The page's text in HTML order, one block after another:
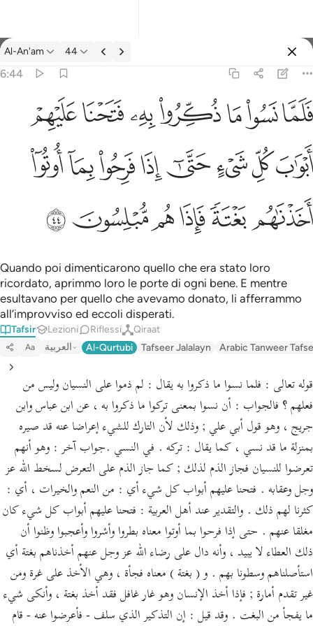
Tafsir: Al-An'am 6:44
Al-An'am 44
6:44
كل شيء حتى اذا فرحوا بما اوتوا اخذناهم بغتة فاذا هم مبلسون ٤٤
حَتَّىٰٓ إِذَا فَرِحُوا۟ بِمَآ أُوتُوٓا۟ أَخَذْنَـٰهُم بَغْتَةًۭ فَإِذَا هُم مُّبْلِسُونَ ٤٤ﳇﳈﳉﳊﳋﳌﳍ
ﳎﳏﳐﳑﳒﳓﳔﳕ
ﳖﳗﳘﳙﳚﳛ
Quando poi dimenticarono quello che era stato loro
ricordato, aprimmo loro le porte di ogni bene. E mentre
esultavano per quello che avevamo donato, li afferrammo
all’improvviso ed eccoli disperati.
Tafsir Lezioni Riflessi Qiraat
Aa العربية Al-Qurtubi Tafseer Jalalayn Arabic Tanweer
قوله تعالى : فلما نسوا ما ذكروا به يقال : لم ذموا على النسيان وليس من
فعلهم ؟ فالجواب : أن نسوا بمعنى تركوا ما ذكروا به ، عن ابن عباس وابن
جريج ، وهو قول أبي علي ; وذلك لأن التارك للشيء إعراضا عنه قد صيره
بمنزلة ما قد نسي ، كما يقال : تركه . في النسي .جواب آخر : وهو أنهم
تعرضوا للنسيان فجاز الذم لذلك ; كما جاز الذم على التعرض لسخط الله عز
وجل وعقابه . فتحنا عليهم أبواب كل شيء أي : من النعم والخيرات ، أي :
كثرنا لهم ذلك . والتقدير عند أهل العربية : فتحنا عليهم أبواب كل شيء كان
مغلقا عنهم . حتى إذا فرحوا بما أوتوا معناه بطروا وأشروا وأعجبوا وظنوا أن
ذلك العطاء لا يبيد ، وأنه دال على رضاء الله عز وجل عنهم أخذناهم بغتة أي
استأصلناهم وسطونا بهم . و ( بغتة ) معناه فجأة ، وهي الأخذ على غرة ومن
غير تقدم أمارة ; فإذا أخذ الإنسان وهو غار غافل فقد أخذ بغتة ، وأنكى شيء
ما يفجأ من البغت . وقد قيل : إن التذكير الذي سلف - فأعرضوا عنه - قام